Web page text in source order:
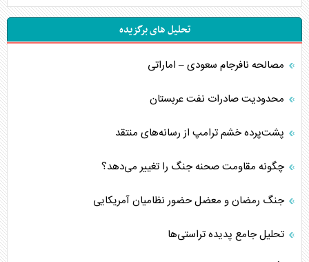
تحلیل های برگزیده
مصالحه نافرجام سعودی – اماراتی
محدودیت صادرات نفت عربستان
پشت‌پرده خشم ترامپ از رسانه‌های منتقد
چگونه مقاومت صحنه جنگ را تغییر می‌دهد؟
جنگ رمضان و معضل حضور نظامیان آمریکایی
تحلیل جامع پدیده تراستی‌ها